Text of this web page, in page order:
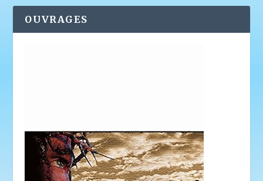
OUVRAGES